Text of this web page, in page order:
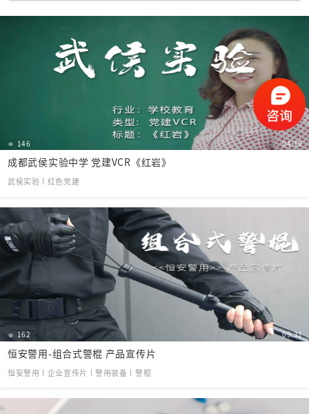
146 04:19
成都武侯实验中学 党建VCR《红岩》
武侯实验丨红色党建
162 09:31
恒安警用-组合式警棍 产品宣传片
恒安警用丨企业宣传片丨警用装备丨警棍